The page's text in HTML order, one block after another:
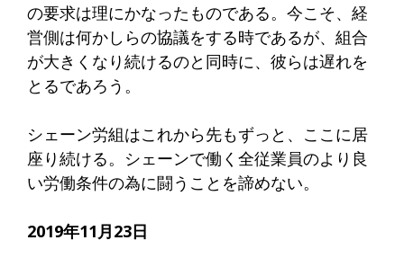
の要求は理にかなったものである。今こそ、経
営側は何かしらの協議をする時であるが、組合
が大きくなり続けるのと同時に、彼らは遅れを
とるであろう。
シェーン労組はこれから先もずっと、ここに居
座り続ける。シェーンで働く全従業員のより良
い労働条件の為に闘うことを諦めない。
2019年11月23日